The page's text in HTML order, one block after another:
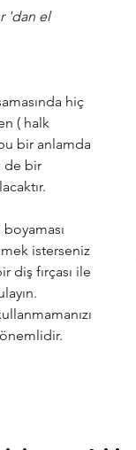
'dan el
hiç
( halk
bir anlamda
de bir
isterseniz
diş fırçası ile